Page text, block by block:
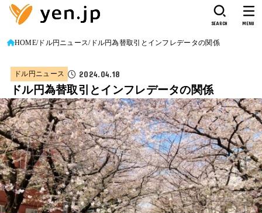
SEARCH MENU
HOME ドル円ニュース ドル円為替取引とインフレデータの関係
ドル円ニュース 2024.04.18
ドル円為替取引とインフレデータの関係